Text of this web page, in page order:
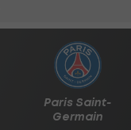
Paris Saint-
Germain